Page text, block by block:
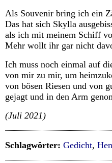
Als Souvenir bring ich ein
Das hat sich Skylla
als ich mit meinem Schiff
Mehr wollt ihr gar nicht
Ich muss noch einmal auf
von mir zu mir, um
von bösen Riesen und von
gejagt und in den Arm
(Juli 2021)
Schlagwörter: Gedicht,